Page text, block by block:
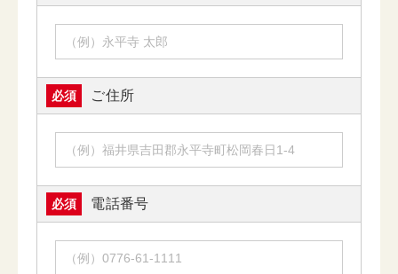
必須 ご住所
必須 電話番号